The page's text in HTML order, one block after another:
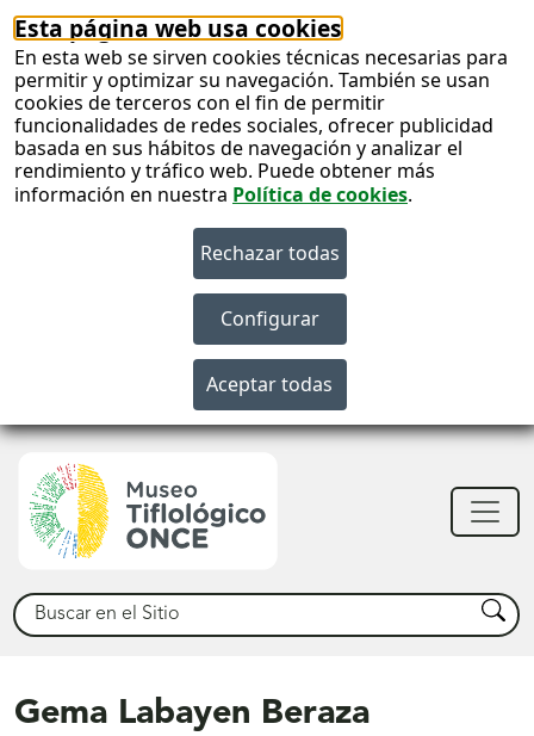
Esta página web usa cookies
En esta web se sirven cookies técnicas necesarias para
permitir y optimizar su navegación. También se usan
cookies de terceros con el fin de permitir
funcionalidades de redes sociales, ofrecer publicidad
basada en sus hábitos de navegación y analizar el
rendimiento y tráfico web. Puede obtener más
información en nuestra Política de cookies.
Buscar Buscar
Gema Labayen Beraza